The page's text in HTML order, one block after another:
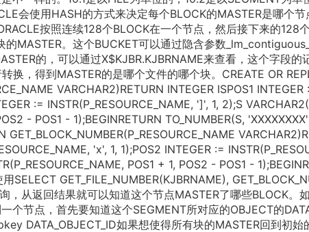
会使用HASH的方式来决定每个BLOCK的MASTER是哪个节
按照连续128个BLOCK在一个节点，然后接下来的128
MASTER。这个BUCKET可以通过隐含参数
的，可以通过X$KJBR.KJBRNAME来查看，这个字段的
换，得到MASTER的是哪个文件的哪个块。CREATE OR
VARCHAR2)RETURN INTEGER ISPOS1 INTEGER
:= INSTR(P_RESOURCE_NAME, ']', 1, 2);S
- POS1 - 1);BEGINRETURN TO_NUMBER(S,
'x', 1, 1);POS2 INTEGER :=
POS1 + 1, POS2 - POS1 -
SELECT GET_FILE_NUMBER(KJBRNAME),
，从返回结果就可以知道这个节点MASTER了哪些BLOCK。
个节点，首先要知道这个SEGMENT所对应的OBJECT的
DATA_OBJECT_ID如果想使得所有块的MASTER回到初始